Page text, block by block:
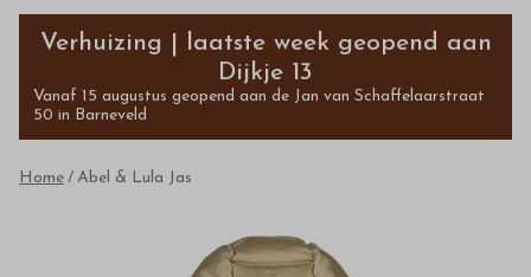
Abel
&
Lula
Jas
Verhuizing | laatste week geopend aan
Dijkje 13
Vanaf 15 augustus geopend aan de Jan van Schaffelaarstraat
50 in Barneveld
Home Abel & Lula Jas